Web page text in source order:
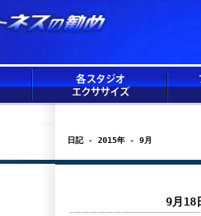
日記 - 2015年 - 9月
9月18